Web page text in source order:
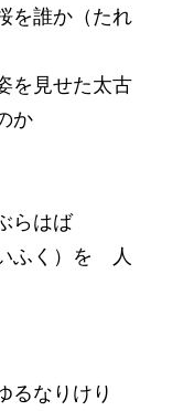
誰か（たれ
を見せた太古
か
らはば
ふく）を 人
なりけり